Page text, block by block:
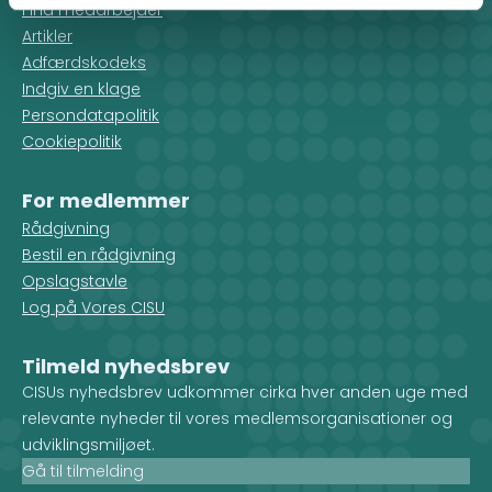
Find medarbejder
Artikler
Adfærdskodeks
Indgiv en klage
Persondatapolitik
Cookiepolitik
For medlemmer
Rådgivning
Bestil en rådgivning
Opslagstavle
Log på Vores CISU
Tilmeld nyhedsbrev
CISUs nyhedsbrev udkommer cirka hver anden uge med
relevante nyheder til vores medlemsorganisationer og
udviklingsmiljøet.
Gå til tilmelding